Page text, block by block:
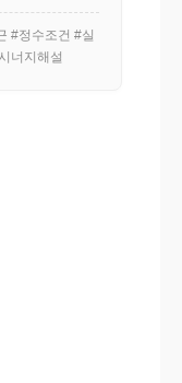
#정수조건 #실
너지해설